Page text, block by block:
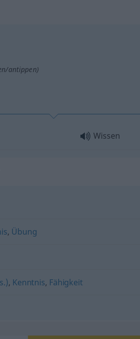
antippen)
Wissen
, Übung
, Kenntnis, Fähigkeit